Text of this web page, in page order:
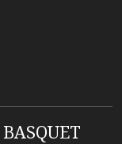
BASQUET